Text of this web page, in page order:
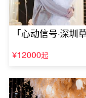
真心话大冒险也
候向女友求婚告白
把握，或者害怕
冒险就行了，如
「心动信号·深圳
婚」
¥12000起